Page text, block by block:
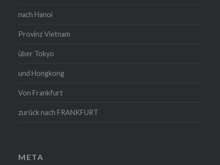
nach Hanoi
Provinz Vietnam
über Tokyo
und Hongkong
Von Frankfurt
zurück nach FRANKFURT
META